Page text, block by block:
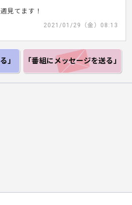
見てます！
2021/01/29（金）08:13
」 「番組にメッセージを送る」